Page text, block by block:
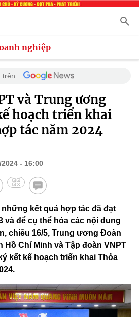
nghiệp
trên
và Trung ương
hoạch triển khai
tác năm 2024
- 16:00
những kết quả hợp tác đã đạt
và để cụ thể hóa các nội dung
chiều 16/5, Trung ương Đoàn
Hồ Chí Minh và Tập đoàn VNPT
kết kế hoạch triển khai Thỏa